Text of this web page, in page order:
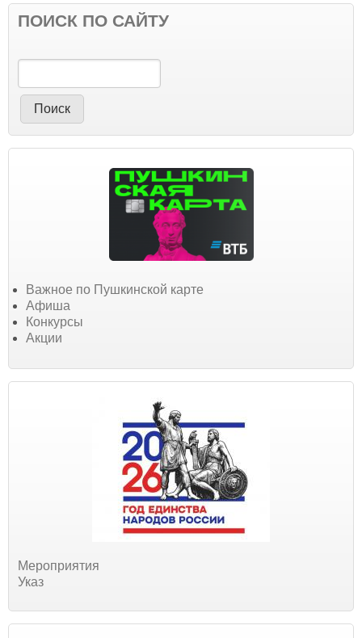
ПОИСК ПО САЙТУ
Поиск
Важное по Пушкинской карте
Афиша
Конкурсы
Акции
Мероприятия
Указ